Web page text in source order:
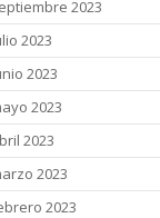
2023
2023
2023
2023
2023
2023
2023